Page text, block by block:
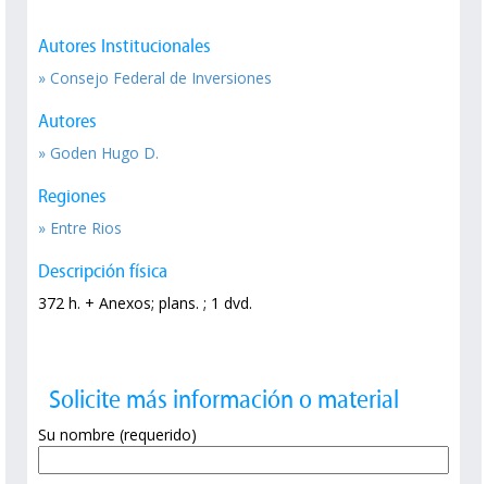
Autores Institucionales
» Consejo Federal de Inversiones
Autores
» Goden Hugo D.
Regiones
» Entre Rios
Descripción física
372 h. + Anexos; plans. ; 1 dvd.
Solicite más información o material
Su nombre (requerido)